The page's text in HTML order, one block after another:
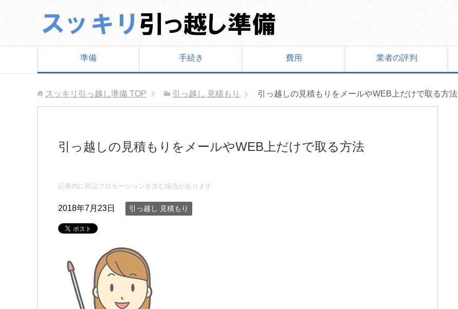
準備 手続き 費用 業者の評判
スッキリ引っ越し準備 TOP 引っ越し 見積もり 引っ越しの見積もりをメールやWEB上だけで取る方法
引っ越しの見積もりをメールやWEB上だけで取る方法
記事内に商品プロモーションを含む場合があります
2018年7月23日 引っ越し 見積もり